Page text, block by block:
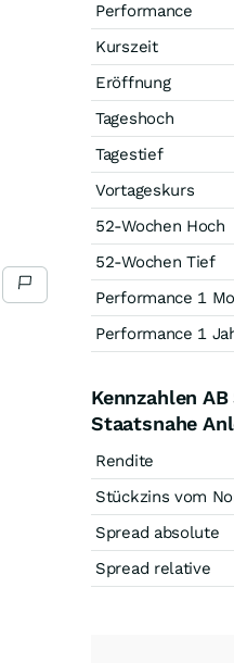
Performance
Kurszeit
Eröffnung
Tageshoch
Tagestief
Vortageskurs
52-Wochen Hoch
52-Wochen Tief
Performance 1
Performance 1
Kennzahlen
Staatsnahe
Rendite
Stückzins vom
Spread absolute
Spread relative